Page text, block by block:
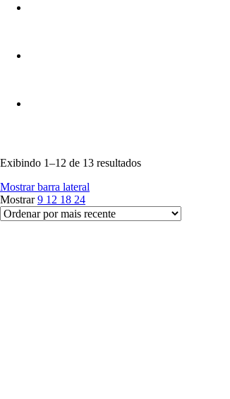
Exibindo 1–12 de 13 resultadosSorted
Mostrar barra lateral
Mostrar9 12 18 24